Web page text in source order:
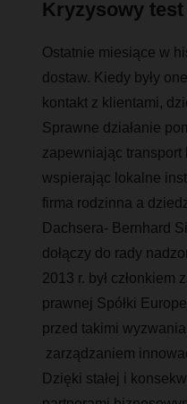
Kryzysowy
Ostatnie miesiące w
dostaw. Kiedy były
kontakt z klientami,
Sprawne działanie
zapewniając
wspierając lokalne
firma rodzinna a
Dachsera- Bernhard
dołączy do rady
2013 r. był
prawnej Spółki
przed takimi
zarządzaniem
Dzięki stałej i